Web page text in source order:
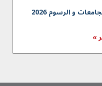
و الرسوم 2026
»